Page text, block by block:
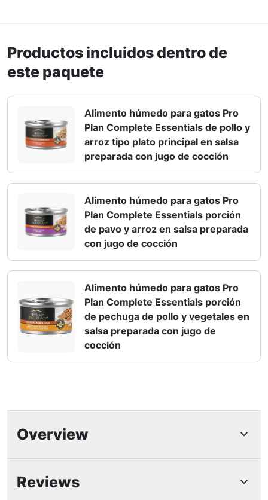
Productos incluidos dentro de
este paquete
Alimento húmedo para gatos Pro
Plan Complete Essentials de pollo y
arroz tipo plato principal en salsa
preparada con jugo de cocción
Alimento húmedo para gatos Pro
Plan Complete Essentials porción
de pavo y arroz en salsa preparada
con jugo de cocción
Alimento húmedo para gatos Pro
Plan Complete Essentials porción
de pechuga de pollo y vegetales en
salsa preparada con jugo de
cocción
Overview
Reviews